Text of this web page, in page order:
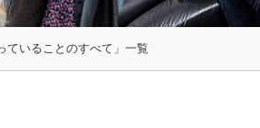
ていることのすべて」一覧